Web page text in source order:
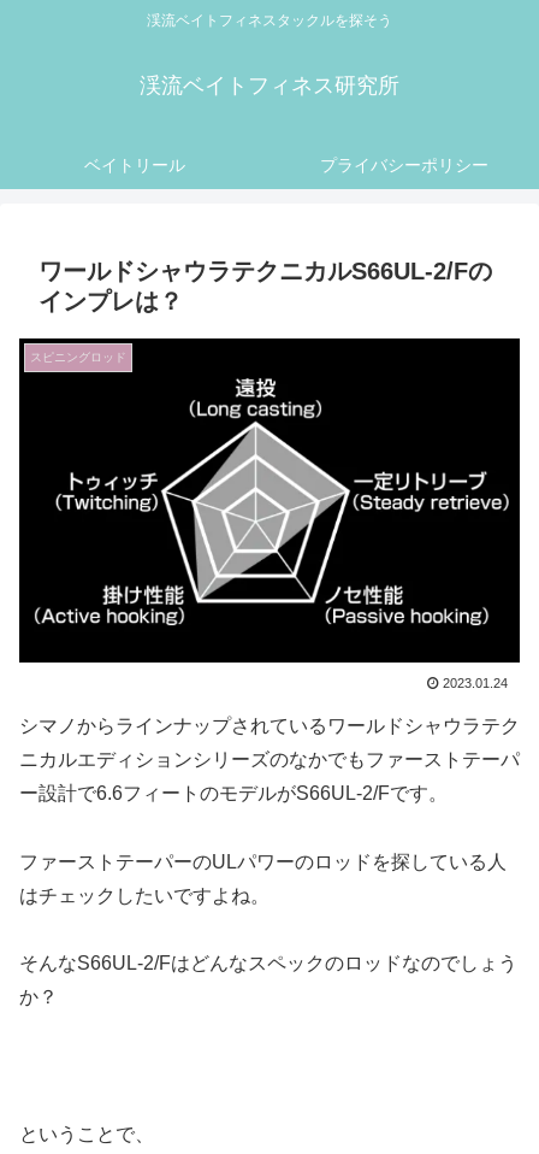
渓流ベイトフィネスタックルを探そう
渓流ベイトフィネス研究所
ベイトリール プライバシーポリシー
ワールドシャウラテクニカルS66UL-2/Fの
インプレは？
スピニングロッド
2023.01.24
シマノからラインナップされているワールドシャウラテク
ニカルエディションシリーズのなかでもファーストテーパ
ー設計で6.6フィートのモデルがS66UL-2/Fです。
ファーストテーパーのULパワーのロッドを探している人
はチェックしたいですよね。
そんなS66UL-2/Fはどんなスペックのロッドなのでしょう
か？
ということで、